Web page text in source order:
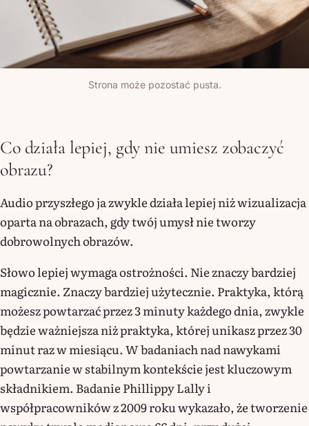
Strona może pozostać pusta.
Co działa lepiej, gdy nie umiesz zobaczyć
obrazu?
Audio przyszłego ja zwykle działa lepiej niż wizualizacja
oparta na obrazach, gdy twój umysł nie tworzy
dobrowolnych obrazów.
Słowo lepiej wymaga ostrożności. Nie znaczy bardziej
magicznie. Znaczy bardziej użytecznie. Praktyka, którą
możesz powtarzać przez 3 minuty każdego dnia, zwykle
będzie ważniejsza niż praktyka, której unikasz przez 30
minut raz w miesiącu. W badaniach nad nawykami
powtarzanie w stabilnym kontekście jest kluczowym
składnikiem. Badanie Phillippy Lally i
współpracowników z 2009 roku wykazało, że tworzenie